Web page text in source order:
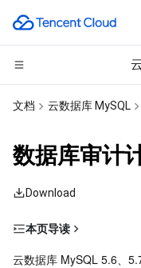
CDN与边缘平台
内容分发网络 CDN
DDoS 防护
云服务器
裸金属云服务器
边缘计算
批量计算
容器
文档 云数据库 MySQL
数据库审计
Download
本页导读
云数据库 MySQL 5.6、